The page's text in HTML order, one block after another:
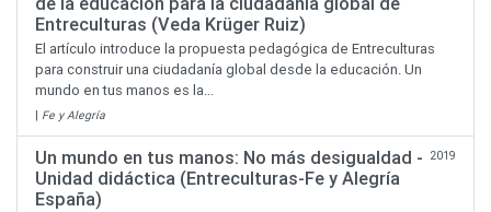
Entreculturas (Veda Krüger Ruiz)
El artículo introduce la propuesta pedagógica de Entreculturas
para construir una ciudadanía global desde la educación. Un
mundo en tus manos es la...
| Fe y Alegría
Un mundo en tus manos: No más desigualdad -
Unidad didáctica (Entreculturas-Fe y Alegría
España)
2019